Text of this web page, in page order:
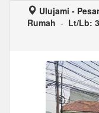
Ulujami -
Rumah - Lt/Lb: